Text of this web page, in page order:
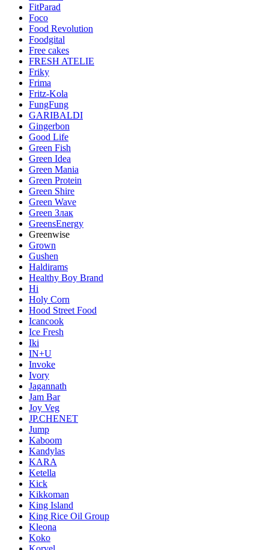
FitParad
Foco
Food Revolution
Foodgital
Free cakes
FRESH ATELIE
Friky
Frima
Fritz-Kola
FungFung
GARIBALDI
Gingerbon
Good Life
Green Fish
Green Idea
Green Mania
Green Protein
Green Shire
Green Wave
Green Злак
GreensEnergy
Greenwise
Grown
Gushen
Haldirams
Healthy Boy Brand
Hi
Holy Corn
Hood Street Food
Icancook
Ice Fresh
Iki
IN+U
Invoke
Ivory
Jagannath
Jam Bar
Joy Veg
JP.CHENET
Jump
Kaboom
Kandylas
KARA
Ketella
Kick
Kikkoman
King Island
King Rice Oil Group
Kleona
Koko